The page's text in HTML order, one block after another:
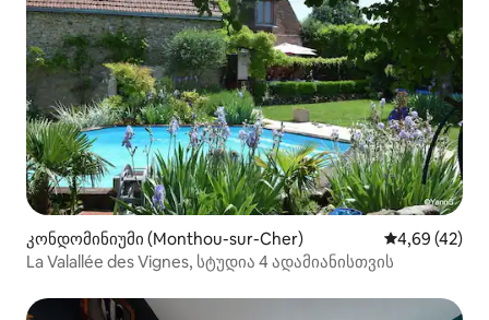
კონდომინიუმი (Monthou-sur-Cher) საშუალო
4,69 (42)
La Valallée des Vignes, სტუდია 4 ადამიანისთვის